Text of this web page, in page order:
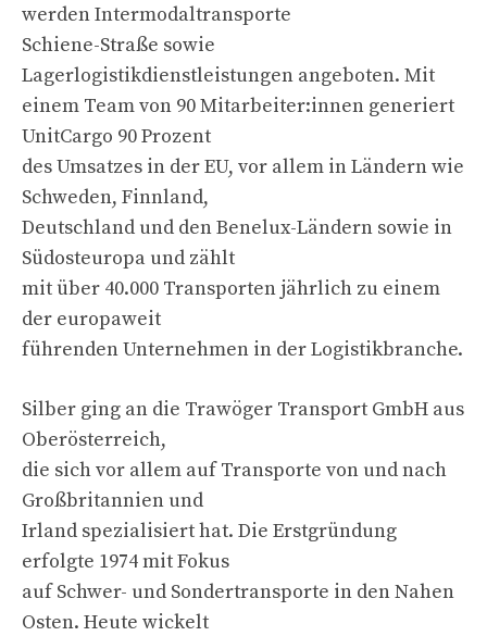
werden Intermodaltransporte
Schiene-Straße sowie
Lagerlogistikdienstleistungen angeboten. Mit
einem Team von 90 Mitarbeiter:innen generiert
UnitCargo 90 Prozent
des Umsatzes in der EU, vor allem in Ländern wie
Schweden, Finnland,
Deutschland und den Benelux-Ländern sowie in
Südosteuropa und zählt
mit über 40.000 Transporten jährlich zu einem
der europaweit
führenden Unternehmen in der Logistikbranche.
Silber ging an die Trawöger Transport GmbH aus
Oberösterreich,
die sich vor allem auf Transporte von und nach
Großbritannien und
Irland spezialisiert hat. Die Erstgründung
erfolgte 1974 mit Fokus
auf Schwer- und Sondertransporte in den Nahen
Osten. Heute wickelt